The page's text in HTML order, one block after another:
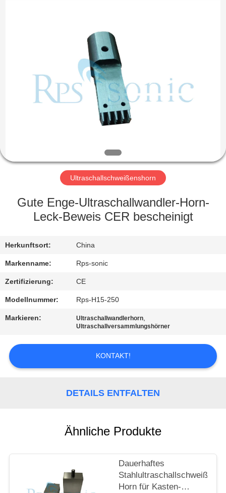
PRODUKTE
FABRIK-
AUSFLUG
QUALITÄTSKONTROLLE
TRETEN
SIE
MIT
UNS
IN
VERBINDUNG
NACHRICHTEN
DATENSCHUTZRICHTLINIE
Ultraschallschweißenshorn
Gute Enge-Ultraschallwandler-Horn-
Leck-Beweis CER bescheinigt
Herkunftsort: China
Markenname: Rps-sonic
Zertifizierung: CE
Modellnummer: Rps-H15-250
Markieren: Ultraschallwandlerhorn,
Ultraschallversammlungshörner
KONTAKT!
DETAILS ENTFALTEN
Ähnliche Produkte
Dauerhaftes
Stahlultraschallschweißens-
Horn für Kasten-